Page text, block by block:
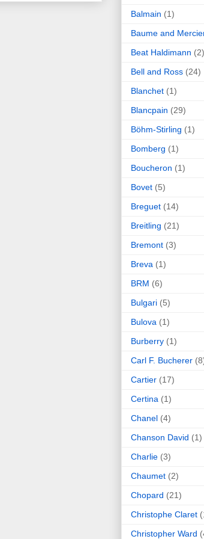
Balmain (1)
Baume and
Beat Haldimann (2)
Bell and Ross (24)
Blanchet (1)
Blancpain (29)
Böhm-Stirling (1)
Bomberg (1)
Boucheron (1)
Bovet (5)
Breguet (14)
Breitling (21)
Bremont (3)
Breva (1)
BRM (6)
Bulgari (5)
Bulova (1)
Burberry (1)
Carl F. Bucherer
Cartier (17)
Certina (1)
Chanel (4)
Chanson David (1)
Charlie (3)
Chaumet (2)
Chopard (21)
Christophe Claret
Christopher Ward